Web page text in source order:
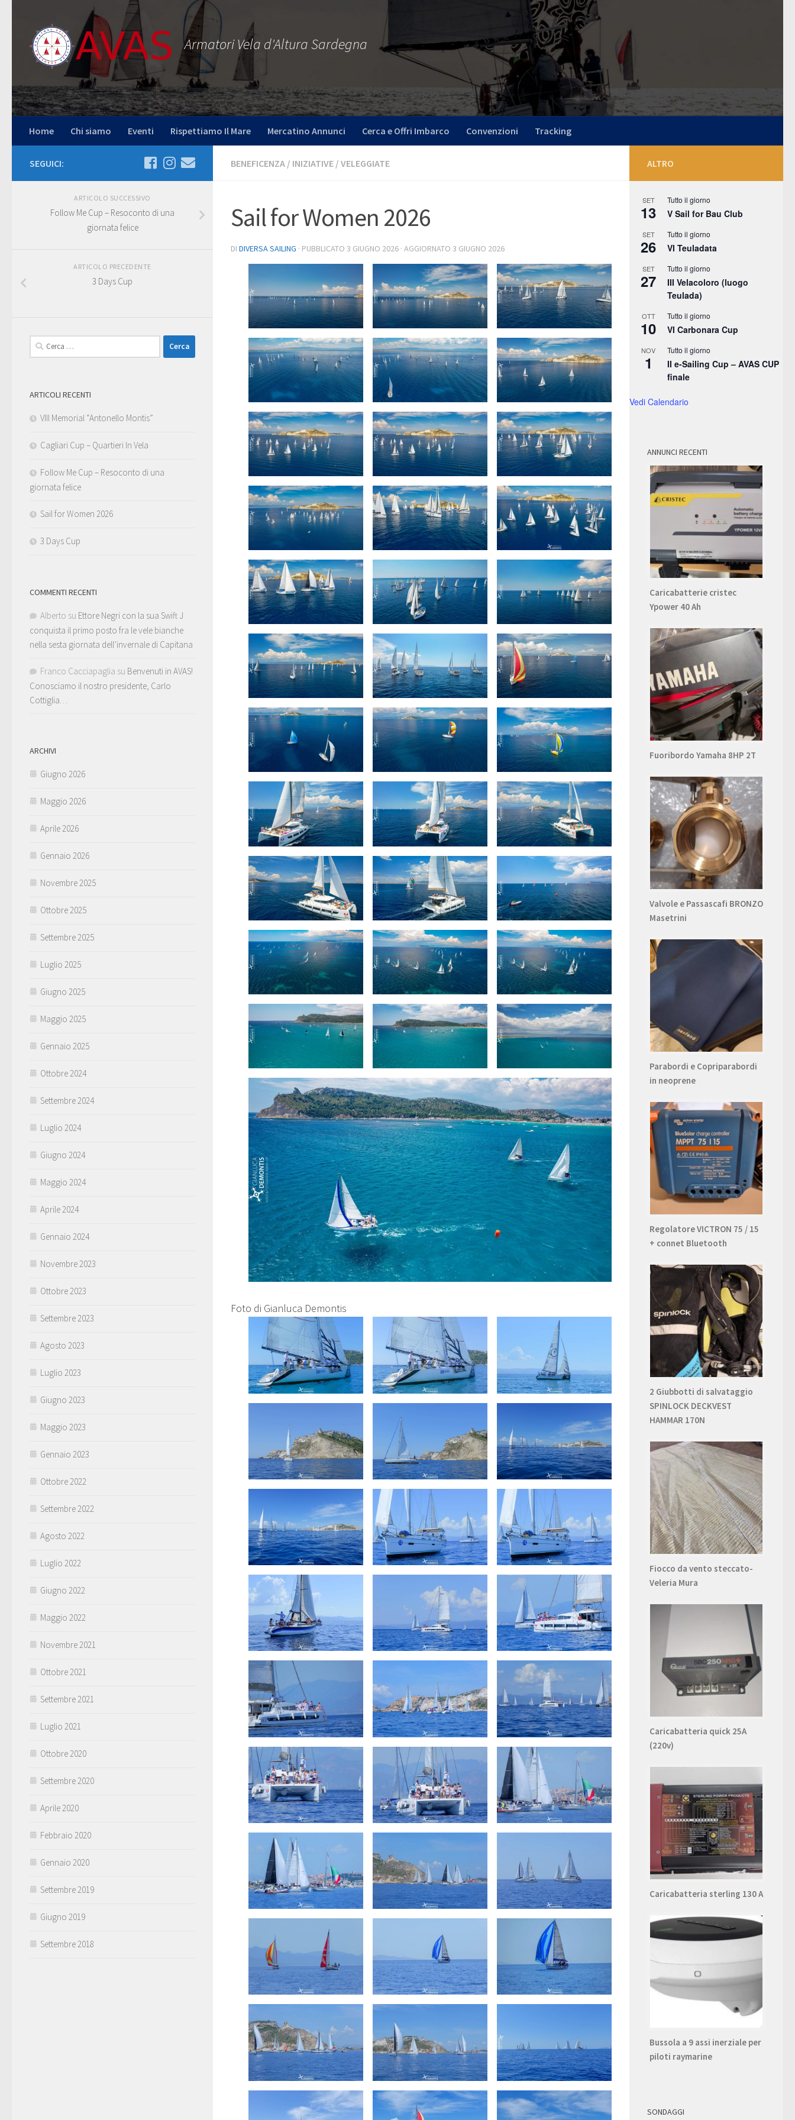
Salta al contenuto
Armatori Vela d'Altura Sardegna
Home Chi siamo Eventi Rispettiamo Il Mare Mercatino Annunci Cerca e Offri Imbarco Convenzioni Tracking
BENEFICENZA / INIZIATIVE / VELEGGIATE
Sail for Women 2026
DI DIVERSA SAILING · PUBBLICATO 3 GIUGNO 2026 · AGGIORNATO 3 GIUGNO 2026
Foto di Gianluca Demontis
SEGUICI:
ARTICOLO SUCCESSIVO
Follow Me Cup – Resoconto di una
giornata felice
ARTICOLO PRECEDENTE
3 Days Cup
Ricerca
per:
ARTICOLI RECENTI
VIII Memorial “Antonello Montis”
Cagliari Cup – Quartieri In Vela
Follow Me Cup – Resoconto di una
giornata felice
Sail for Women 2026
3 Days Cup
COMMENTI RECENTI
Alberto su Ettore Negri con la sua Swift J
conquista il primo posto fra le vele bianche
nella sesta giornata dell’invernale di Capitana
Franco Cacciapaglia su Benvenuti in AVAS!
Conosciamo il nostro presidente, Carlo
Cottiglia…
ARCHIVI
Giugno 2026
Maggio 2026
Aprile 2026
Gennaio 2026
Novembre 2025
Ottobre 2025
Settembre 2025
Luglio 2025
Giugno 2025
Maggio 2025
Gennaio 2025
Ottobre 2024
Settembre 2024
Luglio 2024
Giugno 2024
Maggio 2024
Aprile 2024
Gennaio 2024
Novembre 2023
Ottobre 2023
Settembre 2023
Agosto 2023
Luglio 2023
Giugno 2023
Maggio 2023
Gennaio 2023
Ottobre 2022
Settembre 2022
Agosto 2022
Luglio 2022
Giugno 2022
Maggio 2022
Novembre 2021
Ottobre 2021
Settembre 2021
Luglio 2021
Ottobre 2020
Settembre 2020
Aprile 2020
Febbraio 2020
Gennaio 2020
Settembre 2019
Giugno 2019
Settembre 2018
ALTRO
SET
13
Tutto il giorno
V Sail for Bau Club
SET
26
Tutto il giorno
VI Teuladata
SET
27
Tutto il giorno
III Velacoloro (luogo
Teulada)
OTT
10
Tutto il giorno
VI Carbonara Cup
NOV
1
Tutto il giorno
II e-Sailing Cup – AVAS CUP
finale
Vedi Calendario
ANNUNCI RECENTI
Caricabatterie cristec
Ypower 40 Ah
Fuoribordo Yamaha 8HP 2T
Valvole e Passascafi BRONZO
Masetrini
Parabordi e Copriparabordi
in neoprene
Regolatore VICTRON 75 / 15
+ connet Bluetooth
2 Giubbotti di salvataggio
SPINLOCK DECKVEST
HAMMAR 170N
Fiocco da vento steccato-
Veleria Mura
Caricabatteria quick 25A
(220v)
Caricabatteria sterling 130 A
Bussola a 9 assi inerziale per
piloti raymarine
SONDAGGI